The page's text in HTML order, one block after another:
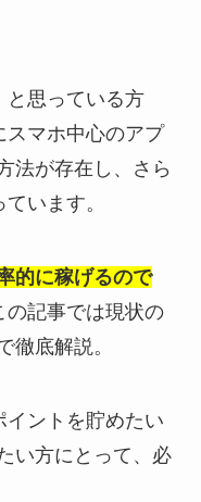
と思っている方
スマホ中心のアプ
法が存在し、さら
います。
的に稼げるので
の記事では現状の
徹底解説。
ントを貯めたい
い方にとって、必